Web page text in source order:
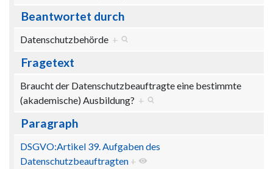
Beantwortet durch
Datenschutzbehörde +
Fragetext
Braucht der Datenschutzbeauftragte eine bestimmte
(akademische) Ausbildung? +
Paragraph
DSGVO:Artikel 39. Aufgaben des
Datenschutzbeauftragten +